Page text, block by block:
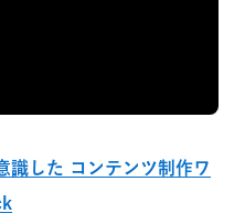
した コンテンツ制作ワ